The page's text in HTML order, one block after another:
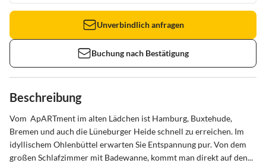
Unverbindlich anfragen
Buchung nach Bestätigung
Beschreibung
Vom  ApARTment im alten Lädchen ist Hamburg, Buxtehude,
Bremen und auch die Lüneburger Heide schnell zu erreichen. Im
idyllischem Ohlenbüttel erwarten Sie Entspannung pur. Von dem
großen Schlafzimmer mit Badewanne, kommt man direkt auf den...